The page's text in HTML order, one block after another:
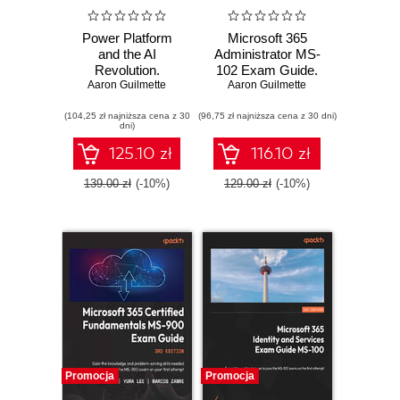
Power Platform
and the AI
Revolution.
Explore modern AI
develop apps,
bots, and
automation
patterns to
enhance customer
Aaron Guilmette
(104,25 zł najniższa cena z 30
dni)
125.10 zł
139.00 zł (-10%)
Microsoft 365
Administrator MS-
102 Exam Guide.
Master the
Identity and
Security Platform
and confidently
pass the MS-102
exam
Aaron Guilmette
(96,75 zł najniższa cena z 30 dni)
116.10 zł
129.00 zł (-10%)
Promocja Promocja